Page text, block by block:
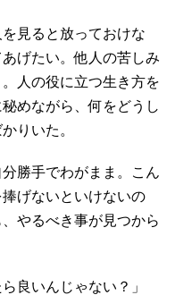
見ると放っておけな
げたい。他人の苦しみ
人の役に立つ生き方を
めながら、何をどうし
りいた。
勝手でわがまま。こん
げないといけないの
やるべき事が見つから
良いんじゃない？」